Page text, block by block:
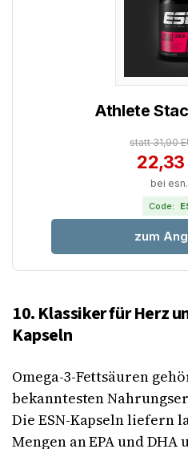
Athlete
statt 31,90
22,33
bei
Code:
zum
10. Klassiker für Herz
Kapseln
Omega-3-Fettsäuren
bekanntesten
Die ESN-Kapseln liefern
Mengen an EPA und